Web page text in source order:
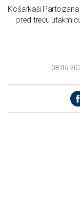
Košarkaši
pred treću